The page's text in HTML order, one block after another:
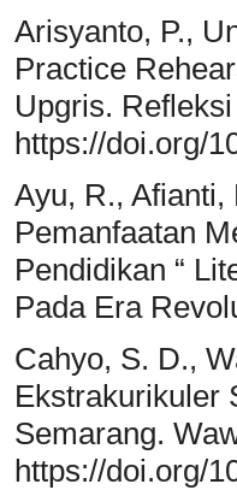
Arisyanto, P.,
Practice
Upgris.
https://doi.org/
Ayu, R., Afianti,
Pemanfaatan
Pendidikan “
Pada Era
Cahyo, S. D.,
Ekstrakurikuler
Semarang.
https://doi.org/